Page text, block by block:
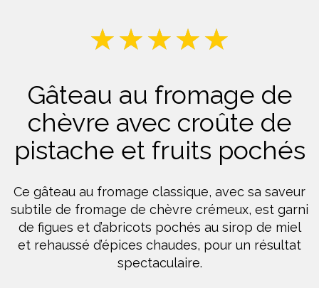
Gâteau au fromage de
chèvre avec croûte de
pistache et fruits pochés
Ce gâteau au fromage classique, avec sa saveur
subtile de fromage de chèvre crémeux, est garni
de figues et d’abricots pochés au sirop de miel
et rehaussé d’épices chaudes, pour un résultat
spectaculaire.